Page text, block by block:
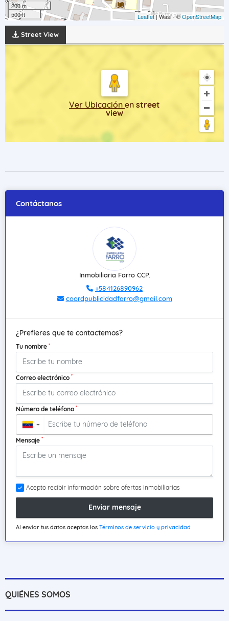
200 m
500 ft
Leaflet| Wasi - ©OpenStreetMap
Street View
Ver Ubicación en street
view
Contáctanos
Inmobiliaria Farro CCP.
+584126890962
coordpublicidadfarro@gmail.com
¿Prefieres que te contactemos?
Tu nombre *
Correo electrónico *
Número de teléfono *
▼
Mensaje *
Acepto recibir información sobre ofertas inmobiliarias
Enviar mensaje
Al enviar tus datos aceptas los Términos de servicio y privacidad
QUIÉNES SOMOS